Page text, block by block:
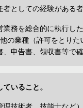
としての経験がある
務を総合的に執行し
の業種（許可をとりた
申告書、領収書等で確
いること。